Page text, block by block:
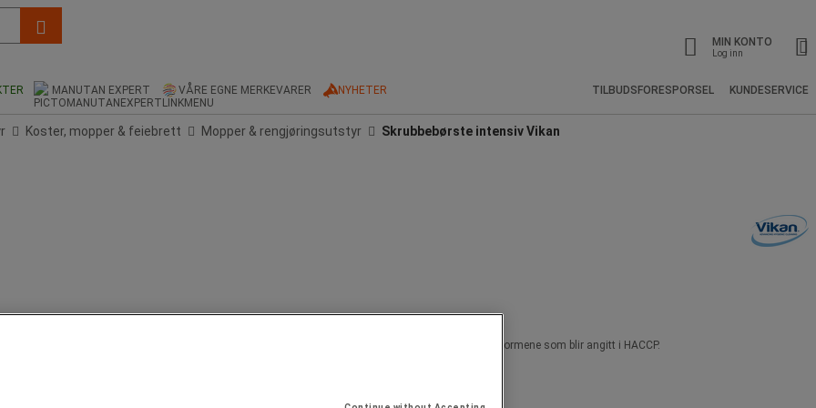
MIN KONTO
Log inn
MANUTAN EXPERT VÅRE EGNE MERKEVARER NYHETER TILBUDSFORESPORSEL KUNDESERVICE
Koster, mopper & feiebrett Mopper & rengjøringsutstyr Skrubbebørste intensiv Vikan
perfekt til gulv med smale fuger. Bruk av fargede børster gjør det mulig å rengjøre i henhold til de normene som blir angitt i HACCP.